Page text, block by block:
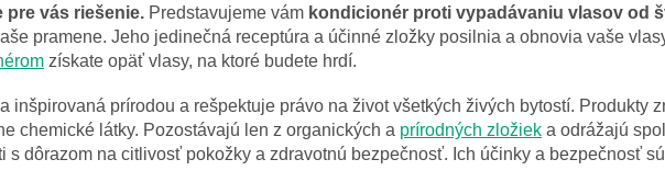
pre vás riešenie. Predstavujeme vám kondicionér proti vypadávaniu vlasov od
pramene. Jeho jedinečná receptúra a účinné zložky posilnia a obnovia vaše
získate opäť vlasy, na ktoré budete hrdí.
inšpirovaná prírodou a rešpektuje právo na život všetkých živých bytostí. Produkty
chemické látky. Pozostávajú len z organických a prírodných zložiek a odrážajú
s dôrazom na citlivosť pokožky a zdravotnú bezpečnosť. Ich účinky a bezpečnosť